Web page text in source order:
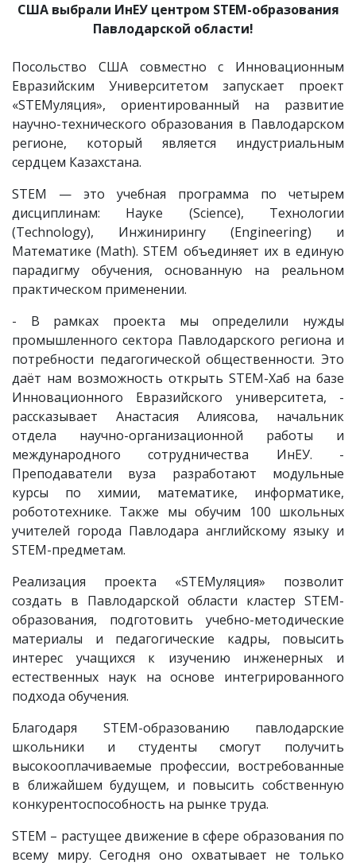
США выбрали ИнЕУ центром STEM-образования
Павлодарской области!⠀
Посольство США совместно с Инновационным
Евразийским Университетом запускает проект
«STEMуляция», ориентированный на развитие
научно-технического образования в Павлодарском
регионе, который является индустриальным
сердцем Казахстана.
STEM — это учебная программа по четырем
дисциплинам: Науке (Science), Технологии
(Technology), Инжинирингу (Engineering) и
Математике (Math). STEM объединяет их в единую
парадигму обучения, основанную на реальном
практическом применении.
- В рамках проекта мы определили нужды
промышленного сектора Павлодарского региона и
потребности педагогической общественности. Это
даёт нам возможность открыть STEM-Хаб на базе
Инновационного Евразийского университета, -
рассказывает Анастасия Алиясова, начальник
отдела научно-организационной работы и
международного сотрудничества ИнЕУ. -
Преподаватели вуза разработают модульные
курсы по химии, математике, информатике,
робототехнике. Также мы обучим 100 школьных
учителей города Павлодара английскому языку и
STEM-предметам.
Реализация проекта «STEMуляция» позволит
создать в Павлодарской области кластер STEM-
образования, подготовить учебно-методические
материалы и педагогические кадры, повысить
интерес учащихся к изучению инженерных и
естественных наук на основе интегрированного
подхода обучения.
Благодаря STEM-образованию павлодарские
школьники и студенты смогут получить
высокооплачиваемые профессии, востребованные
в ближайшем будущем, и повысить собственную
конкурентоспособность на рынке труда.
STEM – растущее движение в сфере образования по
всему миру. Сегодня оно охватывает не только